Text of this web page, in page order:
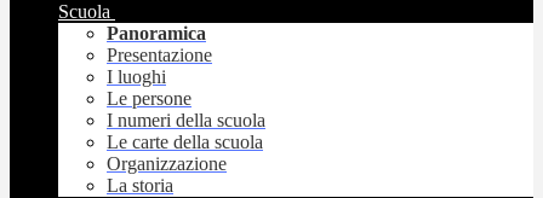
Scuola
Panoramica
Presentazione
I luoghi
Le persone
I numeri della scuola
Le carte della scuola
Organizzazione
La storia